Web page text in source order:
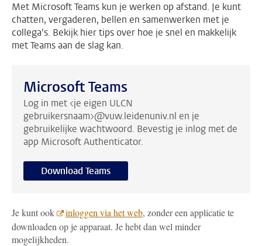
Met Microsoft Teams kun je werken op afstand. Je kunt
chatten, vergaderen, bellen en samenwerken met je
collega's. Bekijk hier tips over hoe je snel en makkelijk
met Teams aan de slag kan.
Microsoft Teams
Log in met <je eigen ULCN
gebruikersnaam>@vuw.leidenuniv.nl en je
gebruikelijke wachtwoord. Bevestig je inlog met de
app Microsoft Authenticator.
Download Teams
Je kunt ook inloggen via het web, zonder een applicatie te
downloaden op je apparaat. Je hebt dan wel minder
mogelijkheden.